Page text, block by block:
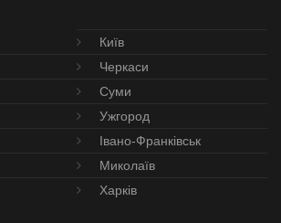
Київ
Черкаси
Суми
Ужгород
Івано-Франківськ
Миколаїв
Харків